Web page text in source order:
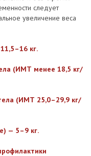
следует
увеличение веса
кг.
(ИМТ менее 18,5 кг/
(ИМТ 25,0–29,9 кг/
— 5–9 кг.